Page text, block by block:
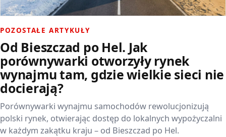
POZOSTAŁE ARTYKUŁY
Od Bieszczad po Hel. Jak
porównywarki otworzyły rynek
wynajmu tam, gdzie wielkie sieci nie
docierają?
Porównywarki wynajmu samochodów rewolucjonizują
polski rynek, otwierając dostęp do lokalnych wypożyczalni
w każdym zakątku kraju – od Bieszczad po Hel.